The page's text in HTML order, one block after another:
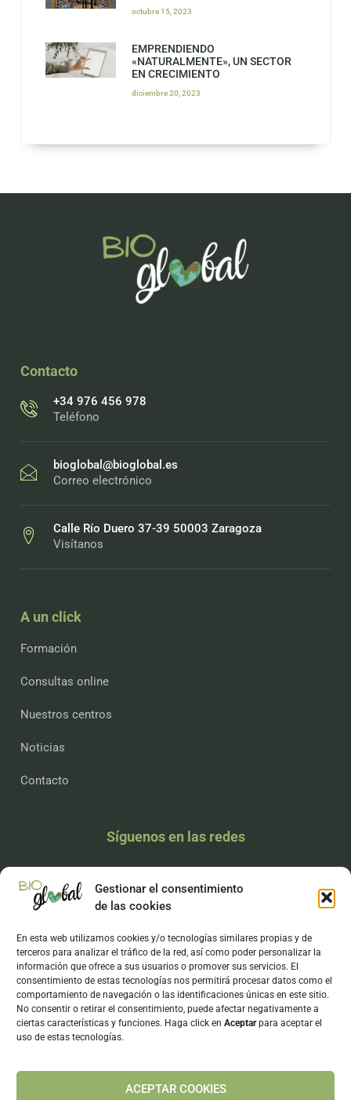
Gestionar el consentimiento
de las cookies
En esta web utilizamos cookies y/o tecnologías similares propias y de
terceros para analizar el tráfico de la red, así como poder personalizar la
información que ofrece a sus usuarios o promover sus servicios. El
consentimiento de estas tecnologías nos permitirá procesar datos como el
comportamiento de navegación o las identificaciones únicas en este sitio.
No consentir o retirar el consentimiento, puede afectar negativamente a
ciertas características y funciones. Haga click en Aceptarpara aceptar el
uso de estas tecnologías.
ACEPTAR COOKIES
octubre 15, 2023
EMPRENDIENDO
«NATURALMENTE», UN SECTOR
EN CRECIMIENTO
diciembre 20, 2023
Contacto
+34 976 456 978
Teléfono
bioglobal@bioglobal.es
Correo electrónico
Calle Río Duero 37-39 50003 Zaragoza
Visítanos
A un click
Formación
Consultas online
Nuestros centros
Noticias
Contacto
Síguenos en las redes
Aviso Legal
Política de privacidad
Política de cookies
Declaración de accesibilidad